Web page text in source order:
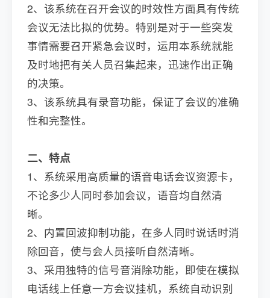
2、该系统在召开会议的时效性方面具有传统
会议无法比拟的优势。特别是对于一些突发
事情需要召开紧急会议时，运用本系统就能
及时地把有关人员召集起来，迅速作出正确
的决策。
3、该系统具有录音功能，保证了会议的准确
性和完整性。
二、特点
1、系统采用高质量的语音电话会议资源卡，
不论多少人同时参加会议，语音均自然清
晰。
2、内置回波抑制功能，在多人同时说话时消
除回音，使与会人员接听自然清晰。
3、采用独特的信号音消除功能，即使在模拟
电话线上任意一方会议挂机，系统自动识别